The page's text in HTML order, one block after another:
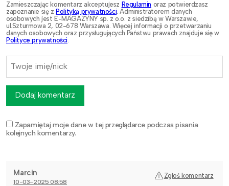
Zamieszczając komentarz akceptujesz Regulamin oraz potwierdzasz
zapoznanie się z Polityką prywatności. Administratorem danych
osobowych jest E-MAGAZYNY sp. z o.o. z siedzibą w Warszawie,
ul.Szturmowa 2, 02-678 Warszawa. Więcej informacji o przetwarzaniu
danych osobowych oraz przysługujących Państwu prawach znajduje się w
Polityce prywatności.
Zapamiętaj moje dane w tej przeglądarce podczas pisania
kolejnych komentarzy.
Dodaj komentarz
Marcin
10-03-2025 08:58
Zgłoś komentarz